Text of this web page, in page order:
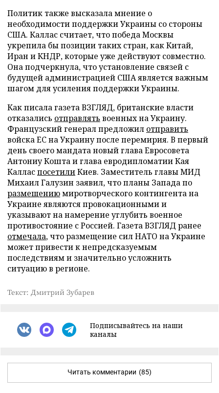
Политик также высказала мнение о
необходимости поддержки Украины со стороны
США. Каллас считает, что победа Москвы
укрепила бы позиции таких стран, как Китай,
Иран и КНДР, которые уже действуют совместно.
Она подчеркнула, что установление связей с
будущей администрацией США является важным
шагом для усиления поддержки Украины.
Как писала газета ВЗГЛЯД, британские власти
отказались отправлять военных на Украину.
Французский генерал предложил отправить
войска ЕС на Украину после перемирия. В первый
день своего мандата новый глава Евросовета
Антониу Кошта и глава евродипломатии Кая
КалласпосетилиКиев. Заместитель главы МИД
Михаил Галузин заявил, что планы Запада по
размещениюмиротворческого контингента на
Украине являются провокационными и
указывают на намерение углубить военное
противостояние с Россией. Газета ВЗГЛЯД ранее
отмечала, что размещение сил НАТО на Украине
может привести к непредсказуемым
последствиям и значительно усложнить
ситуацию в регионе.
Текст: Дмитрий Зубарев
Подписывайтесь на наши
каналы
Читать комментарии (85)